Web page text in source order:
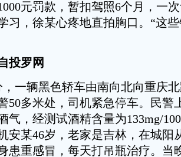
元罚款，暂扣驾照6个月，一
习，徐某心疼地直拍胸口。“这
投罗网
一辆黑色轿车由南向北向重庆
50多米处，司机紧急停车。民警
气，经测试酒精含量为133mg/
安某46岁，老家是吉林，在城阳
患重感冒，每天打吊瓶治疗。当